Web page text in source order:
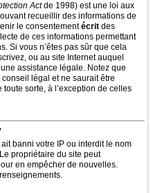
Actde 1998) est une loi aux
recueillir des informations de
le consentementécrit des
de ces informations permettant
Si vous n’êtes pas sûr que cela
ou au site Internet auquel
assistance légale. Notez que
légal et ne saurait être
sorte, à l’exception de celles
banni votre IP ou interdit le nom
propriétaire du site peut
en empêcher de nouvelles.